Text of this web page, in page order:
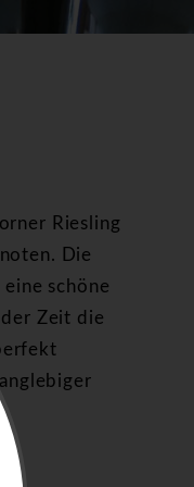
Riesling
Die
schöne
Zeit die